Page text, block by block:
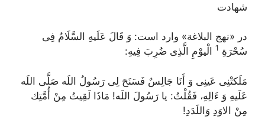
شهادت‌
در «نهج‌ البلاغة‌» وارد است‌: وَ قَالَ عَلَیهِ السَّلَامُ فِی
سُحْرَةِ 1 الْیوْمِ الَّذِی ضُرِبَ فِیهِ:
مَلَكتْنِی عَینِی وَ أَنَا جَالِسٌ فَسَنَحَ لِی رَسُولُ اللَه صَلَّی اللَه
عَلَیهِ وَ ءَالِهِ، فَقُلْتُ: یا رَسُولَ اللَه! مَاذَا لَقِیتُ مِنْ أُمَّتِك
مِنْ الاوَدِ وَاللَدَدِ!